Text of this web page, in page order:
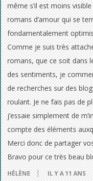
même s’il est moins
romans d’amour qui se
fondamentalement
Comme je suis très
romans, que ce soit dans
des sentiments, je
de recherches sur des
roulant. Je ne fais pas de
j’essaie simplement de
compte des éléments
Merci donc de partager
Bravo pour ce très beau
HÉLÈNE IL Y A 11 ANS